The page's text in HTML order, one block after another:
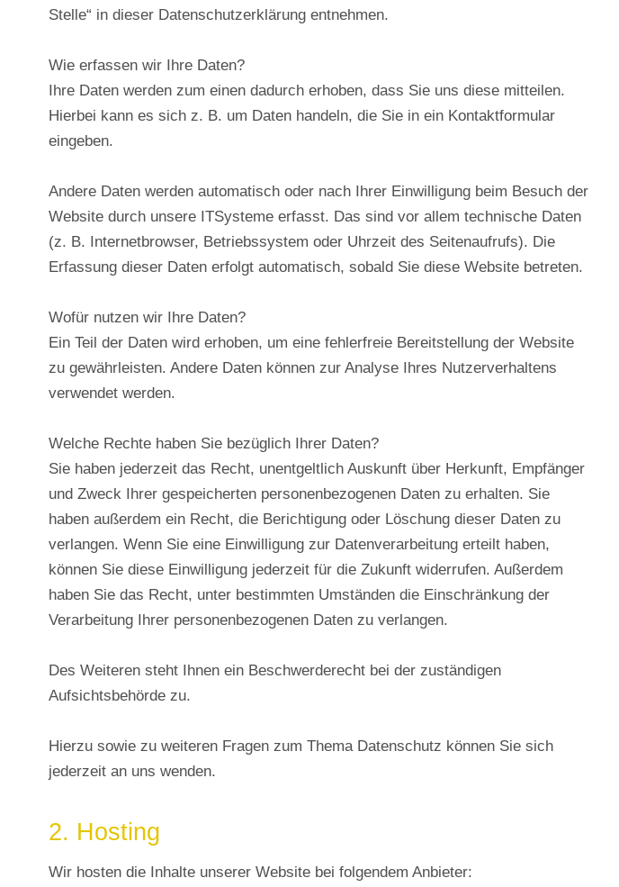
Stelle“ in dieser Datenschutzerklärung entnehmen.
Wie erfassen wir Ihre Daten?
Ihre Daten werden zum einen dadurch erhoben, dass Sie uns diese mitteilen.
Hierbei kann es sich z. B. um Daten handeln, die Sie in ein Kontaktformular
eingeben.
Andere Daten werden automatisch oder nach Ihrer Einwilligung beim Besuch der
Website durch unsere ITSysteme erfasst. Das sind vor allem technische Daten
(z. B. Internetbrowser, Betriebssystem oder Uhrzeit des Seitenaufrufs). Die
Erfassung dieser Daten erfolgt automatisch, sobald Sie diese Website betreten.
Wofür nutzen wir Ihre Daten?
Ein Teil der Daten wird erhoben, um eine fehlerfreie Bereitstellung der Website
zu gewährleisten. Andere Daten können zur Analyse Ihres Nutzerverhaltens
verwendet werden.
Welche Rechte haben Sie bezüglich Ihrer Daten?
Sie haben jederzeit das Recht, unentgeltlich Auskunft über Herkunft, Empfänger
und Zweck Ihrer gespeicherten personenbezogenen Daten zu erhalten. Sie
haben außerdem ein Recht, die Berichtigung oder Löschung dieser Daten zu
verlangen. Wenn Sie eine Einwilligung zur Datenverarbeitung erteilt haben,
können Sie diese Einwilligung jederzeit für die Zukunft widerrufen. Außerdem
haben Sie das Recht, unter bestimmten Umständen die Einschränkung der
Verarbeitung Ihrer personenbezogenen Daten zu verlangen.
Des Weiteren steht Ihnen ein Beschwerderecht bei der zuständigen
Aufsichtsbehörde zu.
Hierzu sowie zu weiteren Fragen zum Thema Datenschutz können Sie sich
jederzeit an uns wenden.
2. Hosting
Wir hosten die Inhalte unserer Website bei folgendem Anbieter: